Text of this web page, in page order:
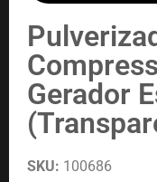
Gerador
SKU: 100686